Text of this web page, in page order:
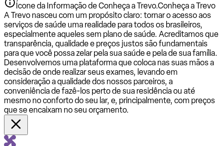
Ícone da Informação de Conheça a Trevo.Conheça a Trevo
A Trevo nasceu com um propósito claro: tornar o acesso aos
serviços de saúde uma realidade para todos os brasileiros,
especialmente aqueles sem plano de saúde. Acreditamos que
transparência, qualidade e preços justos são fundamentais
para que você possa zelar pela sua saúde e pela de sua família.
Desenvolvemos uma plataforma que coloca nas suas mãos a
decisão de onde realizar seus exames, levando em
consideração a qualidade dos nossos parceiros, a
conveniência de fazê-los perto de sua residência ou até
mesmo no conforto do seu lar, e, principalmente, com preços
que se encaixam no seu orçamento.